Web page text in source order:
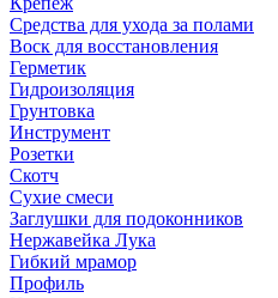
Средства для ухода за полами
Воск для восстановления
Герметик
Гидроизоляция
Грунтовка
Инструмент
Розетки
Скотч
Сухие смеси
Заглушки для подоконников
Нержавейка Лука
Гибкий мрамор
Профиль